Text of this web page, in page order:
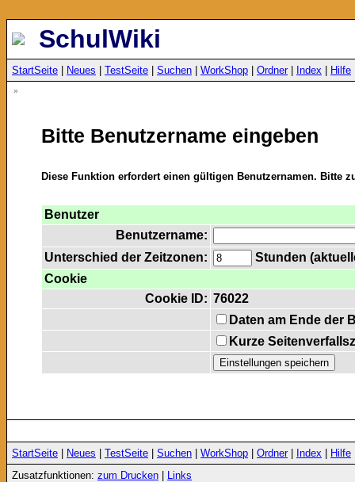
SchulWiki
StartSeite Neues TestSeite Suchen WorkShop Ordner| Index Hilfe
»
Bitte Benutzername eingeben
Diese Funktion erfordert einen gültigen Benutzernamen. Bitte
Benutzer
Benutzername:
Unterschied der Zeitzonen:
Stunden
Cookie
Cookie ID: 76022
Daten am Ende der
Kurze
StartSeite Neues TestSeite Suchen WorkShop Ordner| Index Hilfe
Zusatzfunktionen: zum Drucken
Links